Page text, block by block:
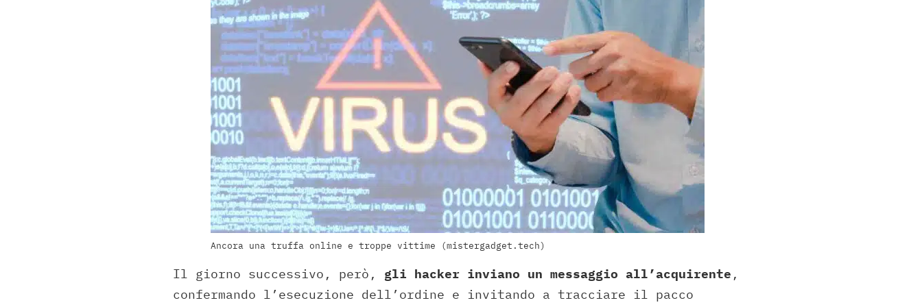
Ancora una truffa online e troppe vittime (mistergadget.tech)
Il giorno successivo, però, gli hacker inviano un messaggio all’acquirente ,
confermando l’esecuzione dell’ordine e invitando a tracciare il pacco